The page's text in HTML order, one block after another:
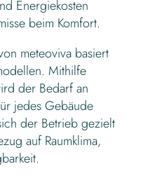
Energiekosten
beim Komfort.
meteoviva basiert
Mithilfe
der Bedarf an
jedes Gebäude
der Betrieb gezielt
auf Raumklima,